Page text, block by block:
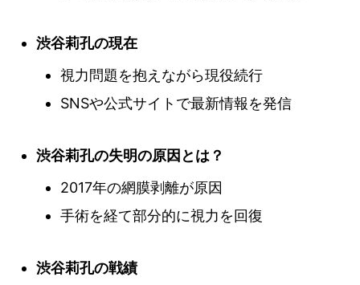
渋谷莉孔の現在
視力問題を抱えながら現役続行
SNSや公式サイトで最新情報を発信
渋谷莉孔の失明の原因とは？
2017年の網膜剥離が原因
手術を経て部分的に視力を回復
渋谷莉孔の戦績